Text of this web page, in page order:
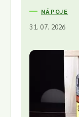
NÁPOJE
31. 07. 2026